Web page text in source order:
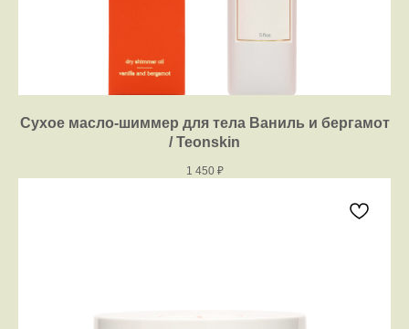
Сухое масло-шиммер для тела Ваниль и бергамот
/ Teonskin
1 450 ₽